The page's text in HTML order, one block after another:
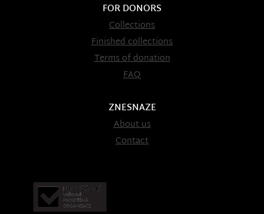
FOR DONORS
Collections
Finished collections
Terms of donation
FAQ
ZNESNAZE
About us
Contact